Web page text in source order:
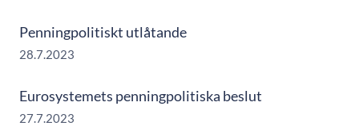
Penningpolitiskt utlåtande
28.7.2023
Eurosystemets penningpolitiska beslut
27.7.2023